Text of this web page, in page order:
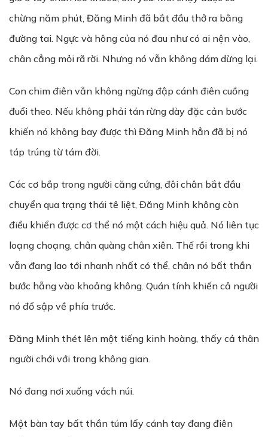
chừng năm phút, Đăng Minh đã bắt đầu thở ra bằng
đường tai. Ngực và hông của nó đau như có ai nện vào,
chân cẳng mỏi rã rời. Nhưng nó vẫn không dám dừng lại.
Con chim điên vẫn không ngừng đập cánh điên cuồng
đuổi theo. Nếu không phải tán rừng dày đặc cản bước
khiến nó không bay được thì Đăng Minh hẳn đã bị nó
táp trúng từ tám đời.
Các cơ bắp trong người căng cứng, đôi chân bắt đầu
chuyển qua trạng thái tê liệt, Đăng Minh không còn
điều khiển được cơ thể nó một cách hiệu quả. Nó liên tục
loạng choạng, chân quàng chân xiên. Thế rồi trong khi
vẫn đang lao tới nhanh nhất có thể, chân nó bất thần
bước hẫng vào khoảng không. Quán tính khiến cả người
nó đổ sập về phía trước.
Đăng Minh thét lên một tiếng kinh hoàng, thấy cả thân
người chới với trong không gian.
Nó đang nơi xuống vách núi.
Một bàn tay bất thần túm lấy cánh tay đang điên